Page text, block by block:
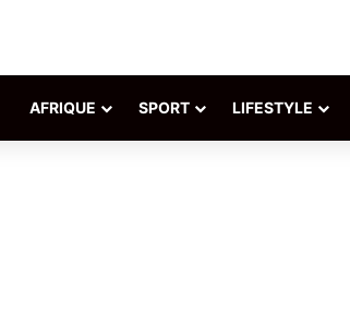
AFRIQUE SPORT LIFESTYLE